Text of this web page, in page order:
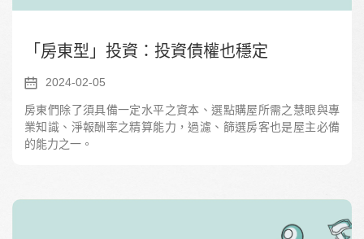
「房東型」投資：投資債權也穩定
2024-02-05
房東們除了須具備一定水平之資本、選點購屋所需之慧眼與專
業知識、淨報酬率之精算能力，過濾、篩選房客也是屋主必備
的能力之一。